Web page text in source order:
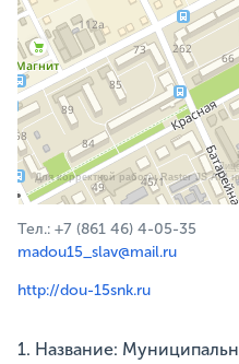
Для корректной работы Raster JS API
Тел.: +7 (861 46) 4-05-35
madou15_slav@mail.ru
http://dou-15snk.ru
1. Название: